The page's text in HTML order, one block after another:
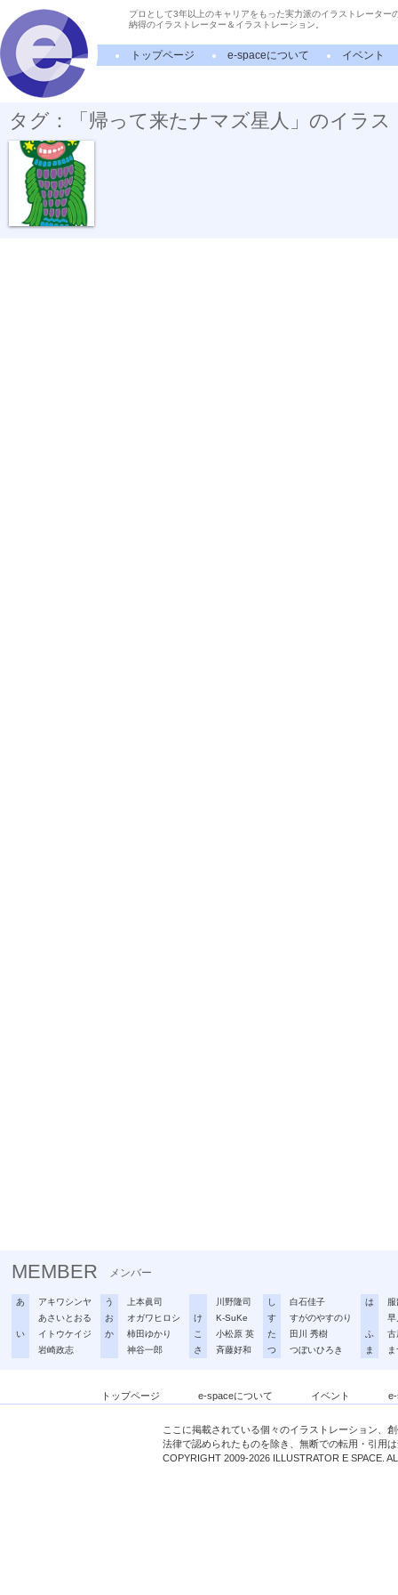
プロとして3年以上のキャリアをもった実力派のイラストレーター
納得のイラストレーター＆イラストレーション。
トップページ e-spaceについて イベント
タグ：「帰って来たナマズ星人」のイラス
帰って来たナ...
MEMBER メンバー
あ
アキワシンヤ
あさいとおる
い
イトウケイジ
岩崎政志
う
上本眞司
お
オガワヒロシ
か
柿田ゆかり
神谷一郎
川野隆司
け
K-SuKe
こ
小松原 英
さ
斉藤好和
し
白石佳子
す
すがのやすのり
た
田川 秀樹
つ
つぼいひろき
は
早
ふ
古
ま
トップページ e-spaceについて イベント
ここに掲載されている個々のイラストレーション、
法律で認められたものを除き、無断での転用・引用
COPYRIGHT 2009-2026 ILLUSTRATOR E SPACE.